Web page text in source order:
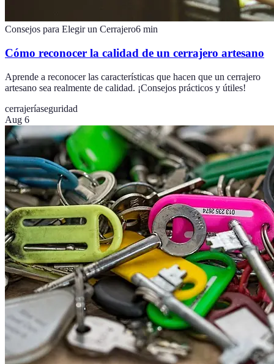
Consejos para Elegir un Cerrajero6 min
Cómo reconocer la calidad de un cerrajero artesano
Aprende a reconocer las características que hacen que un cerrajero
artesano sea realmente de calidad. ¡Consejos prácticos y útiles!
cerrajeríaseguridad
Aug 6